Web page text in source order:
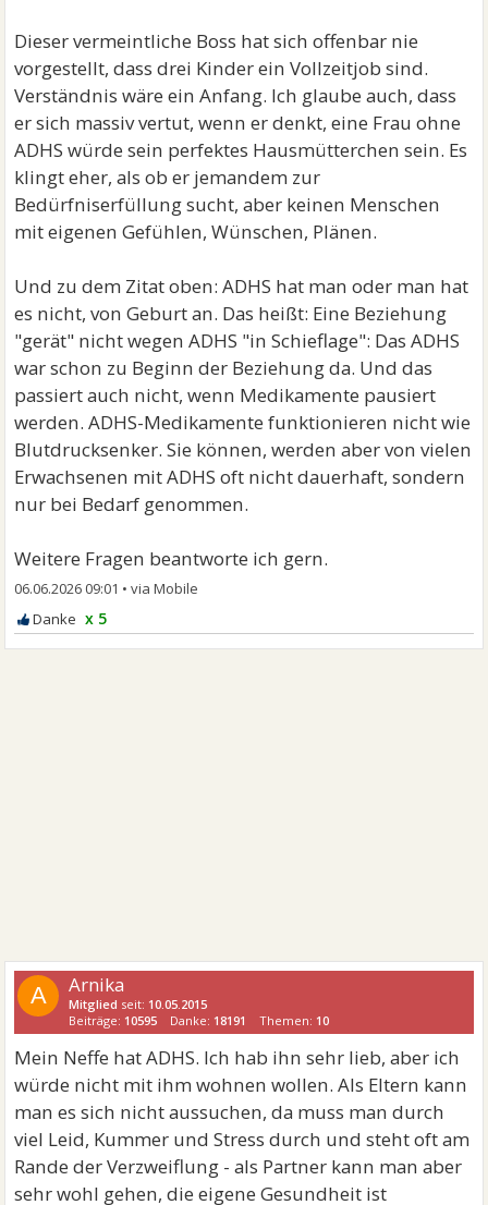
Dieser vermeintliche Boss hat sich offenbar nie
vorgestellt, dass drei Kinder ein Vollzeitjob sind.
Verständnis wäre ein Anfang. Ich glaube auch, dass
er sich massiv vertut, wenn er denkt, eine Frau ohne
ADHS würde sein perfektes Hausmütterchen sein. Es
klingt eher, als ob er jemandem zur
Bedürfniserfüllung sucht, aber keinen Menschen
mit eigenen Gefühlen, Wünschen, Plänen.
Und zu dem Zitat oben: ADHS hat man oder man hat
es nicht, von Geburt an. Das heißt: Eine Beziehung
"gerät" nicht wegen ADHS "in Schieflage": Das ADHS
war schon zu Beginn der Beziehung da. Und das
passiert auch nicht, wenn Medikamente pausiert
werden. ADHS-Medikamente funktionieren nicht wie
Blutdrucksenker. Sie können, werden aber von vielen
Erwachsenen mit ADHS oft nicht dauerhaft, sondern
nur bei Bedarf genommen.
Weitere Fragen beantworte ich gern.
06.06.2026 09:01 •
x 5
A Arnika
Mitglied seit: 10.05.2015
Beiträge: 10595 Danke: 18191 Themen: 10
Mein Neffe hat ADHS. Ich hab ihn sehr lieb, aber ich
würde nicht mit ihm wohnen wollen. Als Eltern kann
man es sich nicht aussuchen, da muss man durch
viel Leid, Kummer und Stress durch und steht oft am
Rande der Verzweiflung - als Partner kann man aber
sehr wohl gehen, die eigene Gesundheit ist